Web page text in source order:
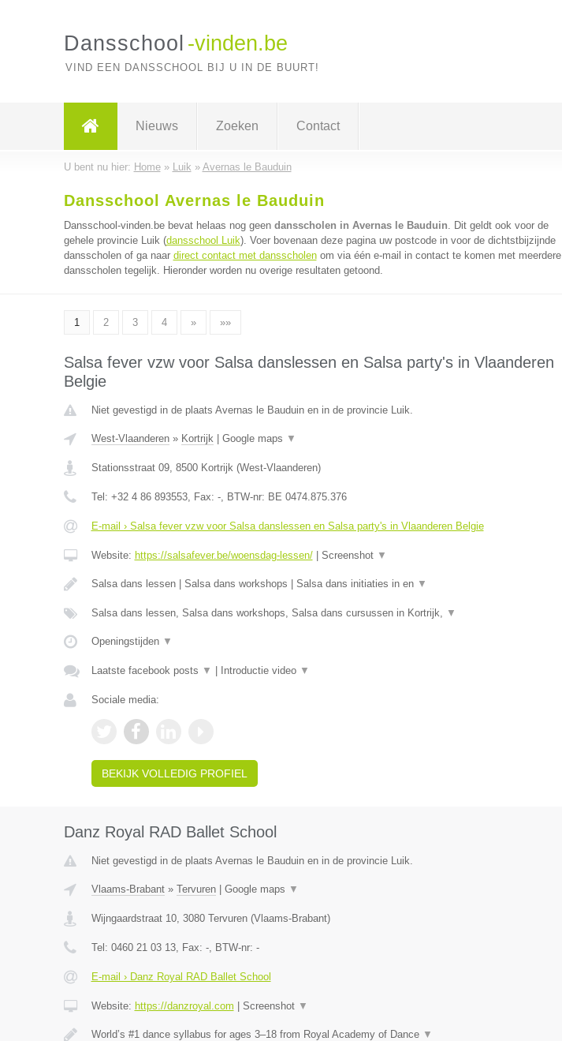
Dansschool -vinden.be
VIND EEN DANSSCHOOL BIJ U IN DE BUURT!
Nieuws Zoeken Contact
U bent nu hier: Home» Luik » Avernas le Bauduin
Dansschool Avernas le Bauduin
Dansschool-vinden.be bevat helaas nog geen dansscholen in Avernas le Bauduin. Dit geldt ook voor de
gehele provincie Luik (dansschool Luik). Voer bovenaan deze pagina uw postcode in voor de dichtstbijzijnde
dansscholen of ga naar direct contact met dansscholenom via één e-mail in contact te komen met meerdere
dansscholen tegelijk. Hieronder worden nu overige resultaten getoond.
1 2 3 4 » »»
Salsa fever vzw voor Salsa danslessen en Salsa party's in Vlaanderen
Belgie
Niet gevestigd in de plaats Avernas le Bauduin en in de provincie Luik.
West-Vlaanderen» Kortrijk| Google maps ▼
Stationsstraat 09, 8500 Kortrijk(West-Vlaanderen)
Tel: +32 4 86 893553, Fax: -, BTW-nr: BE 0474.875.376
E-mail › Salsa fever vzw voor Salsa danslessen en Salsa party's in Vlaanderen Belgie
Website: https://salsafever.be/woensdag-lessen/| Screenshot ▼
Salsa dans lessen | Salsa dans workshops | Salsa dans initiaties in en ▼
Salsa dans lessen, Salsa dans workshops, Salsa dans cursussen in Kortrijk, ▼
Openingstijden ▼
Laatste facebook posts ▼ Introductie video ▼
Sociale media:
BEKIJK VOLLEDIG PROFIEL
Danz Royal RAD Ballet School
Niet gevestigd in de plaats Avernas le Bauduin en in de provincie Luik.
Vlaams-Brabant» Tervuren| Google maps ▼
Wijngaardstraat 10, 3080 Tervuren(Vlaams-Brabant)
Tel: 0460 21 03 13, Fax: -, BTW-nr: -
E-mail › Danz Royal RAD Ballet School
Website: https://danzroyal.com Screenshot ▼
World’s #1 dance syllabus for ages 3–18 from Royal Academy of Dance ▼